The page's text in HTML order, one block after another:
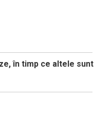
în timp ce altele sunt